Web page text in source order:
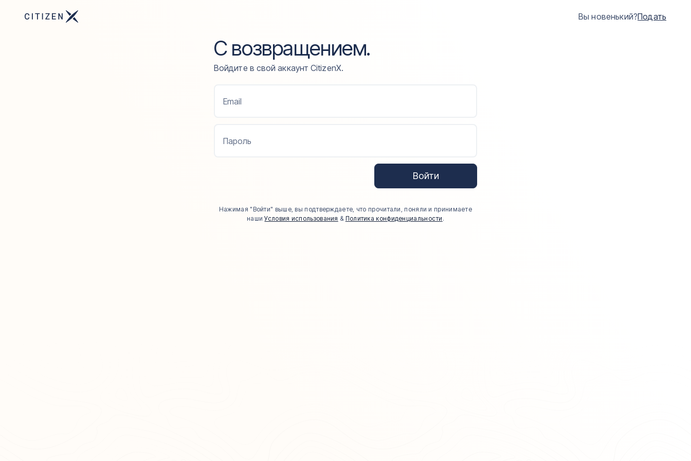
Вы новенький?Подать
С возвращением.
Войдите в свой аккаунт CitizenX.
Email
Пароль
Войти
Нажимая "Войти" выше, вы подтверждаете, что прочитали, поняли и принимаете
наши Условия использования & Политика конфиденциальности .